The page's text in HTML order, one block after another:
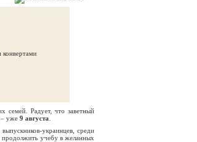
семей. Радует, что заветный
– уже 9 августа
украинцев, среди
продолжить учебу в желанных